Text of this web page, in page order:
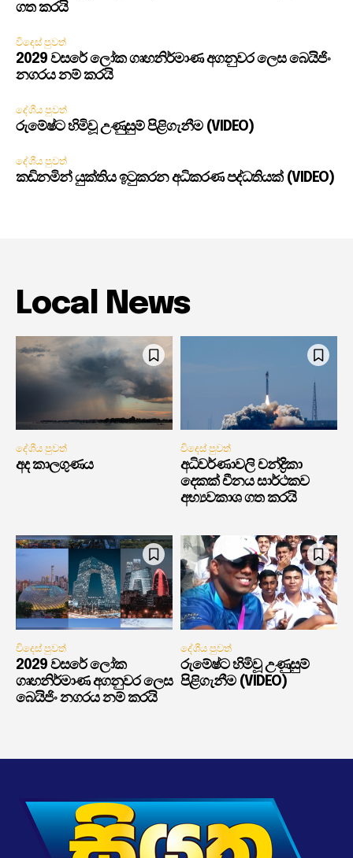
ගත කරයි
විදෙස් පුවත්
2029 වසරේ ලෝක ගෘහනිර්මාණ අගනුවර ලෙස බෙයිජිං
නගරය නම් කරයි
දේශීය පුවත්
රුමේෂ්ට හිමිවූ උණුසුම් පිළිගැනීම (VIDEO)
දේශීය පුවත්
කඩිනමින් යුක්තිය ඉටුකරන අධිකරණ පද්ධතියක් (VIDEO)
Local News
දේශීය පුවත්
අද කාලගුණය
විදෙස් පුවත්
අධිවර්ණාවලි චන්ද්‍රිකා
දෙකක් චීනය සාර්ථකව
අභ්‍යවකාශ ගත කරයි
විදෙස් පුවත්
2029 වසරේ ලෝක
ගෘහනිර්මාණ අගනුවර ලෙස
බෙයිජිං නගරය නම් කරයි
දේශීය පුවත්
රුමේෂ්ට හිමිවූ උණුසුම්
පිළිගැනීම (VIDEO)